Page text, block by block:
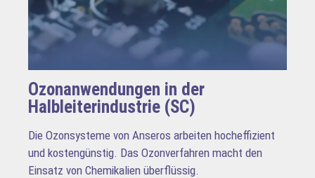
Ozonanwendungen in der
Halbleiterindustrie (SC)
Die Ozonsysteme von Anseros arbeiten hocheffizient
und kostengünstig. Das Ozonverfahren macht den
Einsatz von Chemikalien überflüssig.